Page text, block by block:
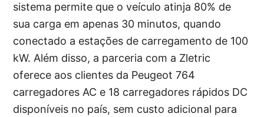
sistema permite que o veículo atinja 80% de
sua carga em apenas 30 minutos, quando
conectado a estações de carregamento de 100
kW. Além disso, a parceria com a Zletric
oferece aos clientes da Peugeot 764
carregadores AC e 18 carregadores rápidos DC
disponíveis no país, sem custo adicional para